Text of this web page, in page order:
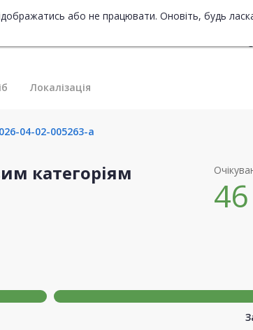
або не працювати. Оновіть, будь
Локалізація
04-02-005263-a
категоріям